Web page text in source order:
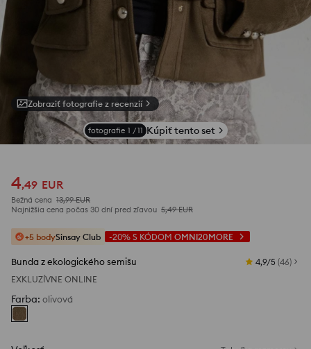
Zobraziť fotografie z recenzií
fotografie 1 /11 Kúpiť tento set
4,49 EUR
Bežná cena 13,99 EUR
Najnižšia cena počas 30 dní pred zľavou 5,49 EUR
+5 bodySinsay Club -20% S KÓDOM OMNI20MORE
Bunda z ekologického semišu 4,9/5 (46)
EXKLUZÍVNE ONLINE
Farba: olivová